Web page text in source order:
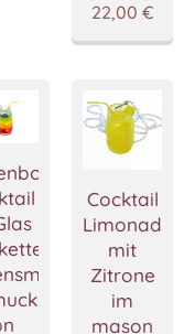
22,00 €
Cocktail
Limonade
mit
Zitrone
im
mason